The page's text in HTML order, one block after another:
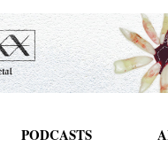
PODCASTS